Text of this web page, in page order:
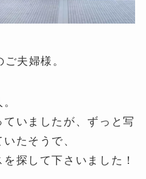
夫婦様。
いましたが、ずっと写
たそうで、
探して下さいました！